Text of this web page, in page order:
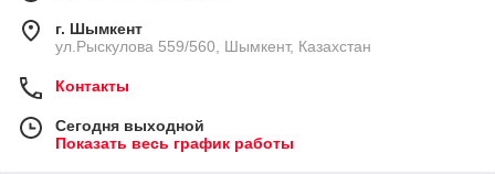
г. Шымкент
ул.Рыскулова 559/560, Шымкент, Казахстан
Контакты
Сегодня выходной
Показать весь график работы